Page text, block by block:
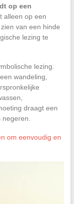
op een
alleen op een
van een hinde
lezing te
lezing.
wandeling,
draagt een
om eenvoudig en